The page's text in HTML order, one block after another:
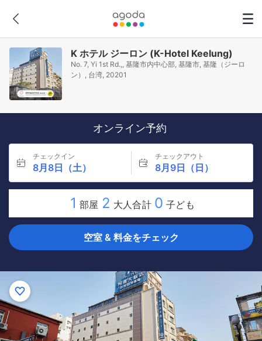
K ホテル ジーロン (K-Hotel Keelung)
No. 7, Yi 1st Rd.,, 基隆市内中心部, 基隆市, 基隆（ジーロ
ン）, 台湾, 20201
オンライン予約
チェックイン
8月8日（土）
チェックアウト
8月9日（日）
1 部屋 2 大人合計 0 子ども
空室 & 料金をチェック